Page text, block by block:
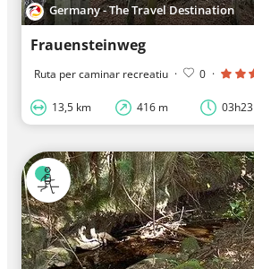
Germany - The Travel Destination
Frauensteinweg
Ruta per caminar recreatiu · 0 ·
13,5 km 416 m 03h23